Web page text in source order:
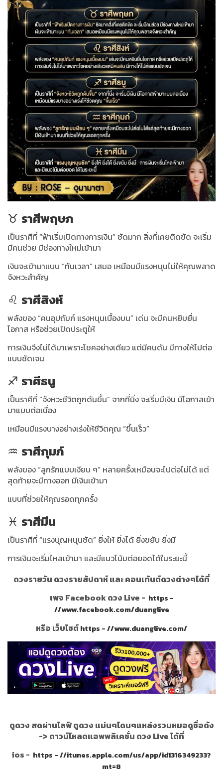
♉ ราศีพฤษภ
เป็นราศีที่ “ฟ้าเริ่มเปิดทางการเงิน” ชัดมาก สิ่งที่เคยติดขัด จะเริ่ม
มีคนช่วย มีช่องทางใหม่เข้ามา
เงินจะเข้ามาแบบ “ทันเวลา” เสมอ เหมือนมีแรงหนุนไม่ให้คุณพลาด
จังหวะสำคัญ
♌ ราศีสิงห์
พลังของ “คนอุปถัมภ์ แรงหนุนเบื้องบน” เด่น จะมีคนหยิบยื่น
โอกาส หรือช่วยเปิดประตูให้
การเงินจึงไม่ได้มาเพราะโชคอย่างเดียว แต่มีคนดัน มีทางให้ไปต่อ
แบบชัดเจน
♐ ราศีธนู
เป็นราศีที่ “จังหวะชีวิตถูกดันขึ้น” จากที่นิ่ง จะเริ่มมีเงิน มีโอกาสเข้า
มาแบบต่อเนื่อง
เหมือนมีแรงบางอย่างเร่งให้ชีวิตคุณ “ขึ้นเร็ว”
♒ ราศีกุมภ์
พลังของ “ลูกรักแบบเงียบ ๆ” หลายครั้งเหมือนจะไปต่อไม่ได้ แต่
สุดท้ายจะมีทางออก มีเงินเข้ามา
แบบที่ช่วยให้คุณรอดทุกครั้ง
♓ ราศีมีน
เป็นราศีที่ “แรงบุญหนุนชัด” ยิ่งให้ ยิ่งได้ ยิ่งขยับ ยิ่งมี
การเงินจะเริ่มไหลเข้ามา และมีแนวโน้มต่อยอดได้ในระยะนี้
ดวงรายวัน ดวงรายสัปดาห์ และ คอนเท้นต์ดวงต่างๆได้ที่
เพจ Facebook ดวง Live - https -
//www.facebook.com/duanglive
หรือ เว็บไซต์https - //www.duanglive.com/
ดูดวง สดผ่านไลฟ์ ดูดวง แม่นๆโดนๆแหล่งรวมหมอดูชื่อดัง
-> ดาวน์โหลดแอพพลิเคชั่น ดวง Live ได้ที่
ios - https - //itunes.apple.com/us/app/id1316349233?
mt=8